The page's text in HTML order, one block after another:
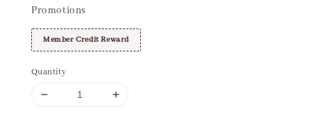
Promotions
Member Credit Reward
Quantity